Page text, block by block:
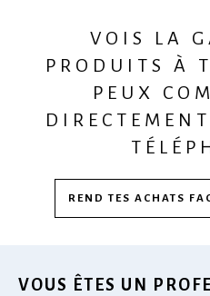
VOIS LA
PRODUITS À
PEUX
REND TES ACHATS
VOUS ÊTES UN